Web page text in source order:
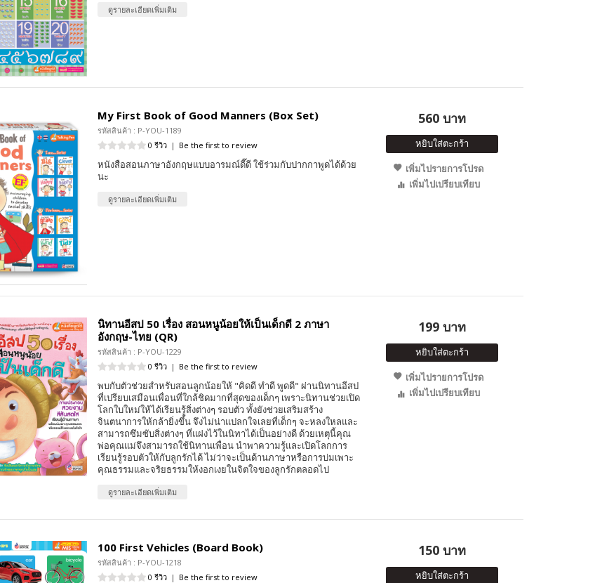
ดูรายละเอียดเพิ่มเติม
My First Book of Good Manners (Box Set)
รหัสสินค้า : P-YOU-1189
0 รีวิว | Be the first to review
หนังสือสอนภาษาอังกฤษแบบอารมณ์ดี๊ดี ใช้ร่วมกับปากกาพูดได้ด้วย
นะ
ดูรายละเอียดเพิ่มเติม
560 บาท
หยิบใส่ตะกร้า
เพิ่มไปรายการโปรด
เพิ่มไปเปรียบเทียบ
นิทานอีสป 50 เรื่อง สอนหนูน้อยให้เป็นเด็กดี 2 ภาษา
อังกฤษ-ไทย (QR)
รหัสสินค้า : P-YOU-1229
0 รีวิว | Be the first to review
พบกับตัวช่วยสำหรับสอนลูกน้อยให้ "คิดดี ทำดี พูดดี" ผ่านนิทานอีสป
ที่เปรียบเสมือนเพื่อนที่ใกล้ชิดมากที่สุดของเด็กๆ เพราะนิทานช่วยเปิด
โลกใบใหม่ให้ได้เรียนรู้สิ่งต่างๆ รอบตัว ทั้งยังช่วยเสริมสร้าง
จินตนาการให้กล้ายิ่งขึ้น จึงไม่น่าแปลกใจเลยที่เด็กๆ จะหลงใหลและ
สามารถซึมซับสิ่งต่างๆ ที่แฝงไว้ในนิทาได้เป็นอย่างดี ด้วยเหตุนี้คุณ
พ่อคุณแม่จึงสามารถใช้นิทานเพื่อน นำพาความรู้และเปิดโลกการ
เรียนรู้รอบตัวให้กับลูกรักได้ ไม่ว่าจะเป็นด้านภาษาหรือการบ่มเพาะ
คุณธรรมและจริยธรรมให้งอกเงยในจิตใจของลูกรักตลอดไป
ดูรายละเอียดเพิ่มเติม
199 บาท
หยิบใส่ตะกร้า
เพิ่มไปรายการโปรด
เพิ่มไปเปรียบเทียบ
100 First Vehicles (Board Book)
รหัสสินค้า : P-YOU-1218
0 รีวิว | Be the first to review
150 บาท
หยิบใส่ตะกร้า